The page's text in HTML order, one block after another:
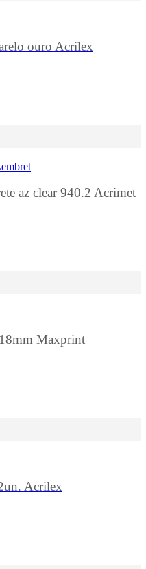
ouro Acrilex
az clear 940.2 Acrimet
Maxprint
Acrilex